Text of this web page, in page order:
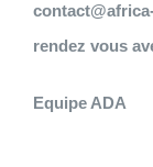
rendez vous
Equipe ADA